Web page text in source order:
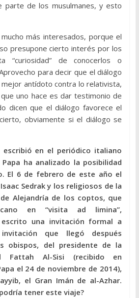
parte de los musulmanes, y esto
más interesados, porque el
presupone cierto interés por los
“curiosidad” de conocerlos o
para decir que el diálogo
antídoto contra lo relativista,
uno hace es dar testimonio de
dicen que el diálogo favorece el
obviamente si el diálogo se
escribió en el periódico italiano
Papa ha analizado la posibilidad
El 6 de febrero de este año el
Sedrak y los religiosos de la
Alejandría de los coptos, que
en “visita ad limina”,
una invitación formal a
que llegó después
obispos, del presidente de la
Fattah Al-Sisi (recibido en
el 24 de noviembre de 2014),
el Gran Imán de al-Azhar.
tener este viaje?